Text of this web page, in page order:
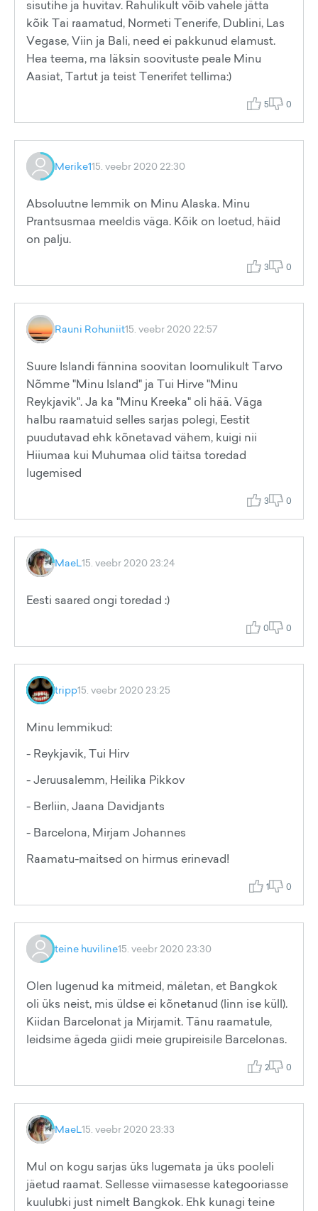
sisutihe ja huvitav. Rahulikult võib vahele jätta
kõik Tai raamatud, Normeti Tenerife, Dublini, Las
Vegase, Viin ja Bali, need ei pakkunud elamust.
Hea teema, ma läksin soovituste peale Minu
Aasiat, Tartut ja teist Tenerifet tellima:)
5 0
Merike115. veebr 2020 22:30
Absoluutne lemmik on Minu Alaska. Minu
Prantsusmaa meeldis väga. Kõik on loetud, häid
on palju.
3 0
Rauni Rohuniit15. veebr 2020 22:57
Suure Islandi fännina soovitan loomulikult Tarvo
Nõmme "Minu Island" ja Tui Hirve "Minu
Reykjavik". Ja ka "Minu Kreeka" oli hää. Väga
halbu raamatuid selles sarjas polegi, Eestit
puudutavad ehk kõnetavad vähem, kuigi nii
Hiiumaa kui Muhumaa olid täitsa toredad
lugemised
3 0
MaeL15. veebr 2020 23:24
Eesti saared ongi toredad :)
0 0
tripp15. veebr 2020 23:25
Minu lemmikud:
- Reykjavik, Tui Hirv
- Jeruusalemm, Heilika Pikkov
- Berliin, Jaana Davidjants
- Barcelona, Mirjam Johannes
Raamatu-maitsed on hirmus erinevad!
1 0
teine huviline15. veebr 2020 23:30
Olen lugenud ka mitmeid, mäletan, et Bangkok
oli üks neist, mis üldse ei kõnetanud (linn ise küll).
Kiidan Barcelonat ja Mirjamit. Tänu raamatule,
leidsime ägeda giidi meie grupireisile Barcelonas.
2 0
MaeL15. veebr 2020 23:33
Mul on kogu sarjas üks lugemata ja üks pooleli
jäetud raamat. Sellesse viimasesse kategooriasse
kuulubki just nimelt Bangkok. Ehk kunagi teine